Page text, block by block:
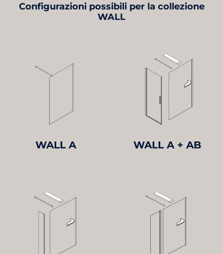
Configurazioni possibili per la collezione
WALL
WALL A WALL A + AB